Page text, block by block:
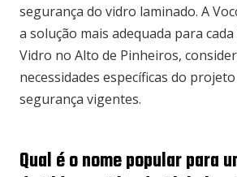
segurança do vidro laminado. A
a solução mais adequada para
Vidro no Alto de Pinheiros,
necessidades específicas do
segurança vigentes.
Qual é o nome popular para